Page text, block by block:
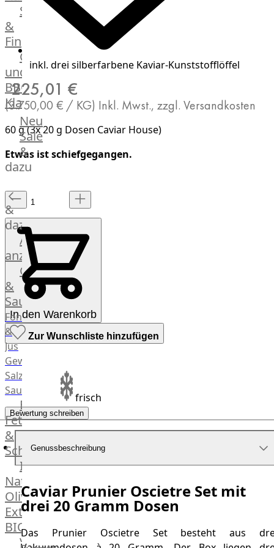
GOURMET
Manufaktur
Bratwurstsets
Toppings
Hackfleisch
Aufschnitt
Schinken
Streetfood
&
Fingerfood
Grill-
und
BBQ-
Klassiker
Beilagen
Brot
&
Brötchen
Burger
Buns
&
Hot
Dog
Brötchen
Desserts
Neu
Sale
&
dazu
&
dazu
Alle
anzeigen
Gewürze
&
Saucen
Fonds
&
Jus
Gewürze
Salz
Saucen
Butter,
Fett
&
Schmalz
ItalianBar
Natives
Olivenöl
Extra
BIO
Veggie
inkl. drei silberfarbene Kaviar-Kunststofflöffel
225,01 €
(3.750,00 € / KG) Inkl. Mwst., zzgl. Versandkosten
60 g (3x 20 g Dosen Caviar House)
Etwas ist schiefgegangen.
In den Warenkorb
Zur Wunschliste hinzufügen
frisch
Bewertung schreiben
Genussbeschreibung
Caviar Prunier Oscietre Set mit
drei 20 Gramm Dosen
Das Prunier Oscietre Set besteht aus